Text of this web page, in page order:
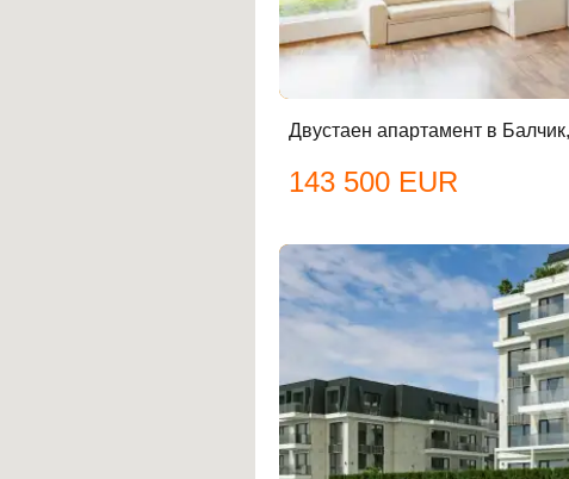
Двустаен апартамент в
143 500 EUR